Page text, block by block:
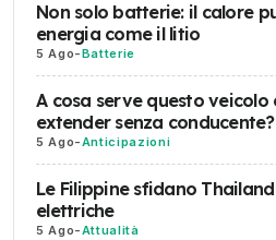
Non solo batterie: il calore
energia come il litio
5 Ago-Batterie
A cosa serve questo
extender senza conducente?
5 Ago-Anticipazioni
Le Filippine sfidano
elettriche
5 Ago-Attualità